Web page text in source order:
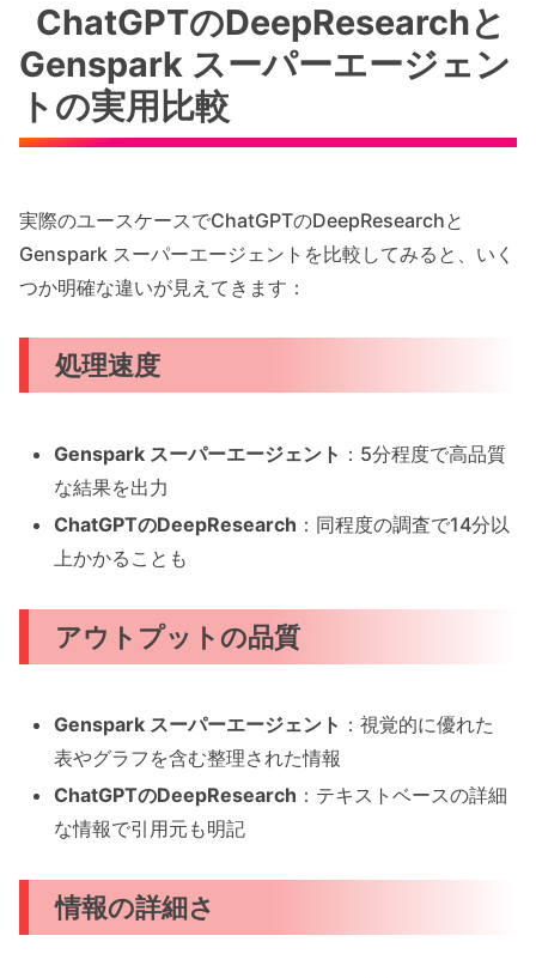
ChatGPTのDeepResearchと
Genspark スーパーエージェン
トの実用比較
実際のユースケースでChatGPTのDeepResearchと
Genspark スーパーエージェントを比較してみると、いく
つか明確な違いが見えてきます：
処理速度
Genspark スーパーエージェント ：5分程度で高品質
な結果を出力
ChatGPTのDeepResearch ：同程度の調査で14分以
上かかることも
アウトプットの品質
Genspark スーパーエージェント ：視覚的に優れた
表やグラフを含む整理された情報
ChatGPTのDeepResearch ：テキストベースの詳細
な情報で引用元も明記
情報の詳細さ